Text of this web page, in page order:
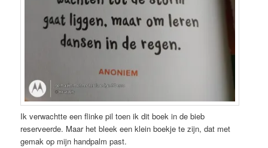
Ik verwachtte een flinke pil toen ik dit boek in de bieb
reserveerde. Maar het bleek een klein boekje te zijn, dat met
gemak op mijn handpalm past.